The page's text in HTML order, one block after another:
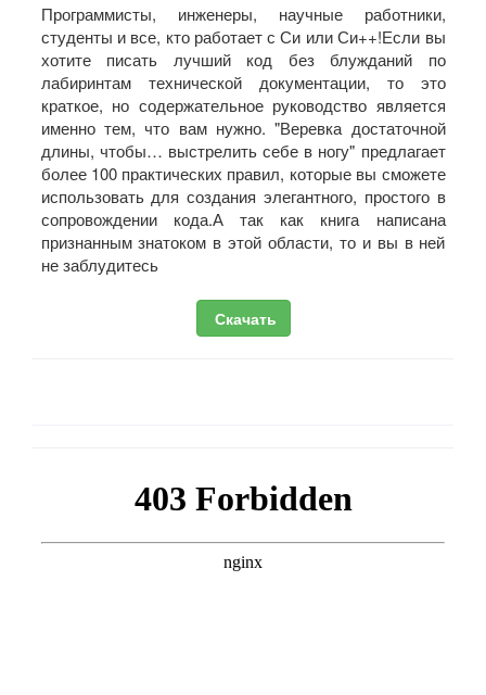
Программисты, инженеры, научные работники,
студенты и все, кто работает с Си или Си++!Если вы
хотите писать лучший код без блужданий по
лабиринтам технической документации, то это
краткое, но содержательное руководство является
именно тем, что вам нужно. "Веревка достаточной
длины, чтобы… выстрелить себе в ногу" предлагает
более 100 практических правил, которые вы сможете
использовать для создания элегантного, простого в
сопровождении кода.А так как книга написана
признанным знатоком в этой области, то и вы в ней
не заблудитесь
Скачать